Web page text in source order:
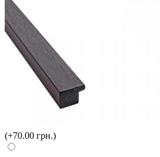
(+70.00 грн.)